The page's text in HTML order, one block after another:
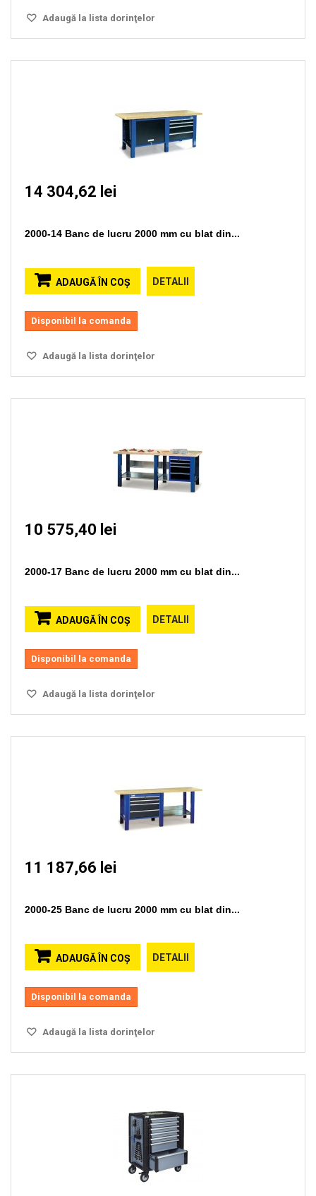
Adaugă la lista dorinţelor
14 304,62 lei
2000-14 Banc de lucru 2000 mm cu blat din...
ADAUGĂ ÎN COŞ DETALII
Disponibil la comanda
Adaugă la lista dorinţelor
10 575,40 lei
2000-17 Banc de lucru 2000 mm cu blat din...
ADAUGĂ ÎN COŞ DETALII
Disponibil la comanda
Adaugă la lista dorinţelor
11 187,66 lei
2000-25 Banc de lucru 2000 mm cu blat din...
ADAUGĂ ÎN COŞ DETALII
Disponibil la comanda
Adaugă la lista dorinţelor